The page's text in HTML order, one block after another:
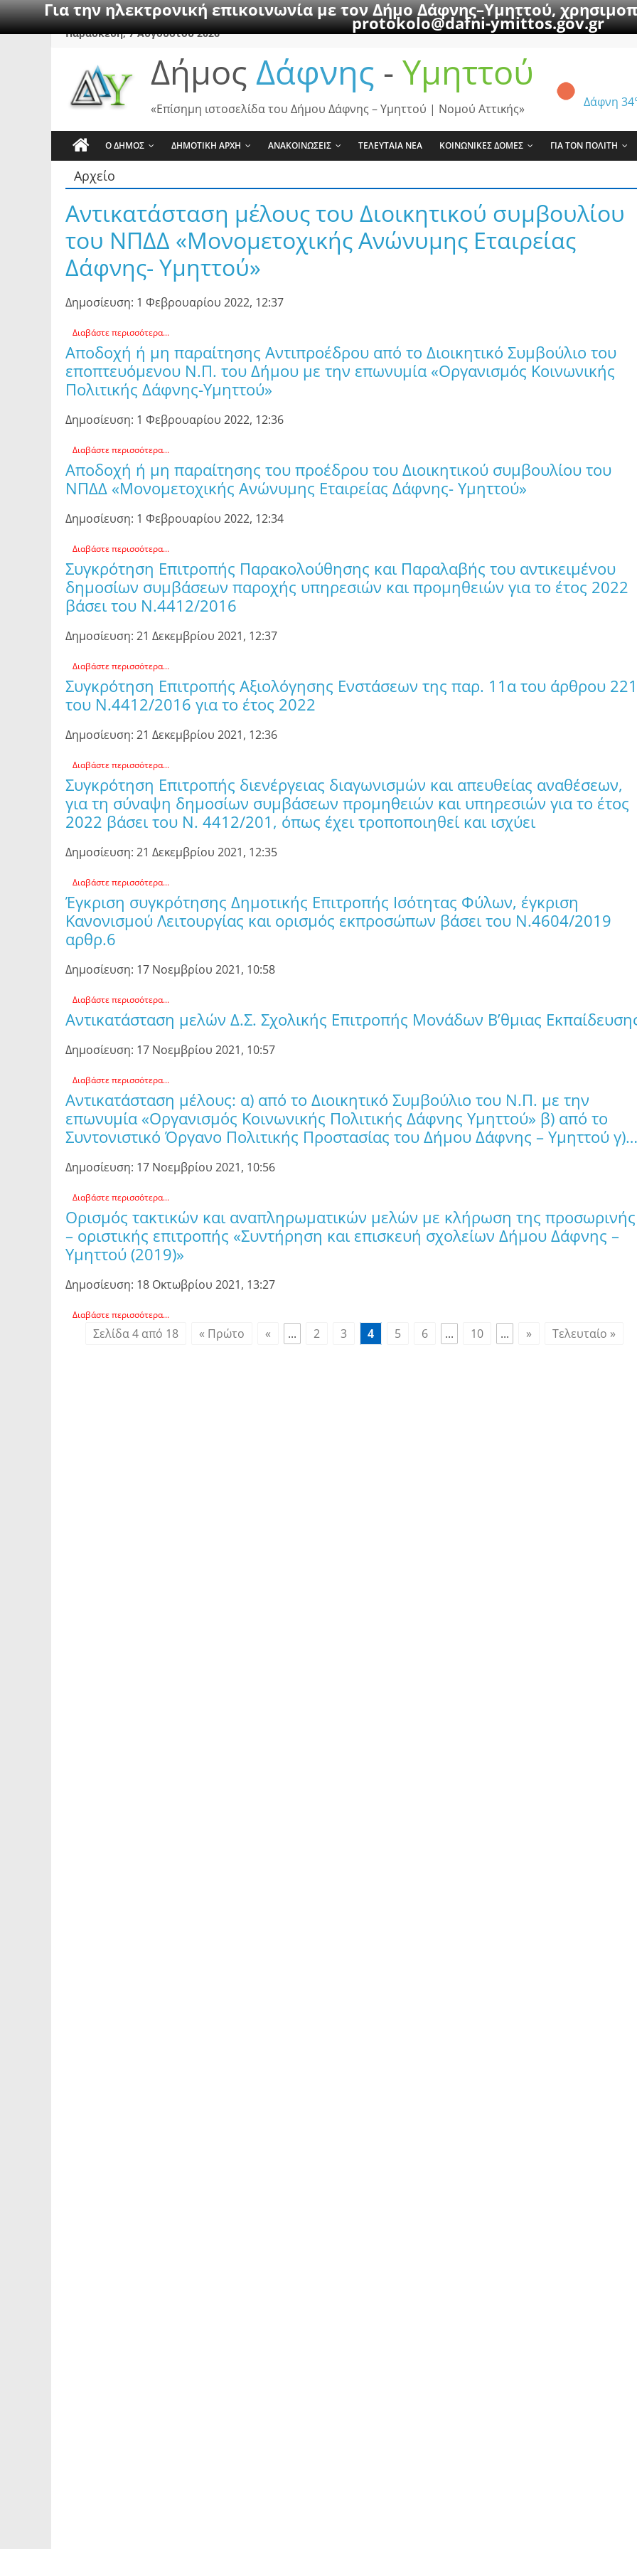
Για την ηλεκτρονική επικοινωνία με τον Δήμο Δάφνης–Υμηττού,
protokolo@dafni-ymittos.gov.gr
SkipΠαρασκευή, 7 Αυγούστου 2026
Δήμος Δάφνης - Υμηττού
Δάφνη
«Επίσημη ιστοσελίδα του Δήμου Δάφνης – Υμηττού | Νομού Αττικής»
Ο ΔΗΜΟΣ ΔΗΜΟΤΙΚΗ ΑΡΧΗ ΑΝΑΚΟΙΝΩΣΕΙΣ ΤΕΛΕΥΤΑΙΑ ΝΕΑ ΚΟΙΝΩΝΙΚΕΣ ΔΟΜΕΣ ΓΙΑ ΤΟΝ ΠΟΛΙΤΗ
Αρχείο
Αντικατάσταση μέλους του Διοικητικού συμβουλίου
του ΝΠΔΔ «Μονομετοχικής Ανώνυμης Εταιρείας
Δάφνης- Υμηττού»
Δημοσίευση: 1 Φεβρουαρίου 2022, 12:37
Διαβάστε περισσότερα...
Αποδοχή ή μη παραίτησης Αντιπροέδρου από το Διοικητικό Συμβούλιο του
εποπτευόμενου Ν.Π. του Δήμου με την επωνυμία «Οργανισμός Κοινωνικής
Πολιτικής Δάφνης-Υμηττού»
Δημοσίευση: 1 Φεβρουαρίου 2022, 12:36
Διαβάστε περισσότερα...
Αποδοχή ή μη παραίτησης του προέδρου του Διοικητικού συμβουλίου του
ΝΠΔΔ «Μονομετοχικής Ανώνυμης Εταιρείας Δάφνης- Υμηττού»
Δημοσίευση: 1 Φεβρουαρίου 2022, 12:34
Διαβάστε περισσότερα...
Συγκρότηση Επιτροπής Παρακολούθησης και Παραλαβής του αντικειμένου
δημοσίων συμβάσεων παροχής υπηρεσιών και προμηθειών για το έτος 2022
βάσει του Ν.4412/2016
Δημοσίευση: 21 Δεκεμβρίου 2021, 12:37
Διαβάστε περισσότερα...
Συγκρότηση Επιτροπής Αξιολόγησης Ενστάσεων της παρ. 11α του άρθρου 221
του Ν.4412/2016 για το έτος 2022
Δημοσίευση: 21 Δεκεμβρίου 2021, 12:36
Διαβάστε περισσότερα...
Συγκρότηση Επιτροπής διενέργειας διαγωνισμών και απευθείας αναθέσεων,
για τη σύναψη δημοσίων συμβάσεων προμηθειών και υπηρεσιών για το έτος
2022 βάσει του Ν. 4412/201, όπως έχει τροποποιηθεί και ισχύει
Δημοσίευση: 21 Δεκεμβρίου 2021, 12:35
Διαβάστε περισσότερα...
Έγκριση συγκρότησης Δημοτικής Επιτροπής Ισότητας Φύλων, έγκριση
Κανονισμού Λειτουργίας και ορισμός εκπροσώπων βάσει του Ν.4604/2019
αρθρ.6
Δημοσίευση: 17 Νοεμβρίου 2021, 10:58
Διαβάστε περισσότερα...
Αντικατάσταση μελών Δ.Σ. Σχολικής Επιτροπής Μονάδων Β’θμιας
Δημοσίευση: 17 Νοεμβρίου 2021, 10:57
Διαβάστε περισσότερα...
Αντικατάσταση μέλους: α) από το Διοικητικό Συμβούλιο του Ν.Π. με την
επωνυμία «Οργανισμός Κοινωνικής Πολιτικής Δάφνης Υμηττού» β) από το
Συντονιστικό Όργανο Πολιτικής Προστασίας του Δήμου Δάφνης – Υμηττού γ)…
Δημοσίευση: 17 Νοεμβρίου 2021, 10:56
Διαβάστε περισσότερα...
Ορισμός τακτικών και αναπληρωματικών μελών με κλήρωση της προσωρινής
– οριστικής επιτροπής «Συντήρηση και επισκευή σχολείων Δήμου Δάφνης –
Υμηττού (2019)»
Δημοσίευση: 18 Οκτωβρίου 2021, 13:27
Διαβάστε περισσότερα...
Σελίδα 4 από 18 « Πρώτο « ... 2 3 4 5 6 ... 10 ... » Τελευταίο »